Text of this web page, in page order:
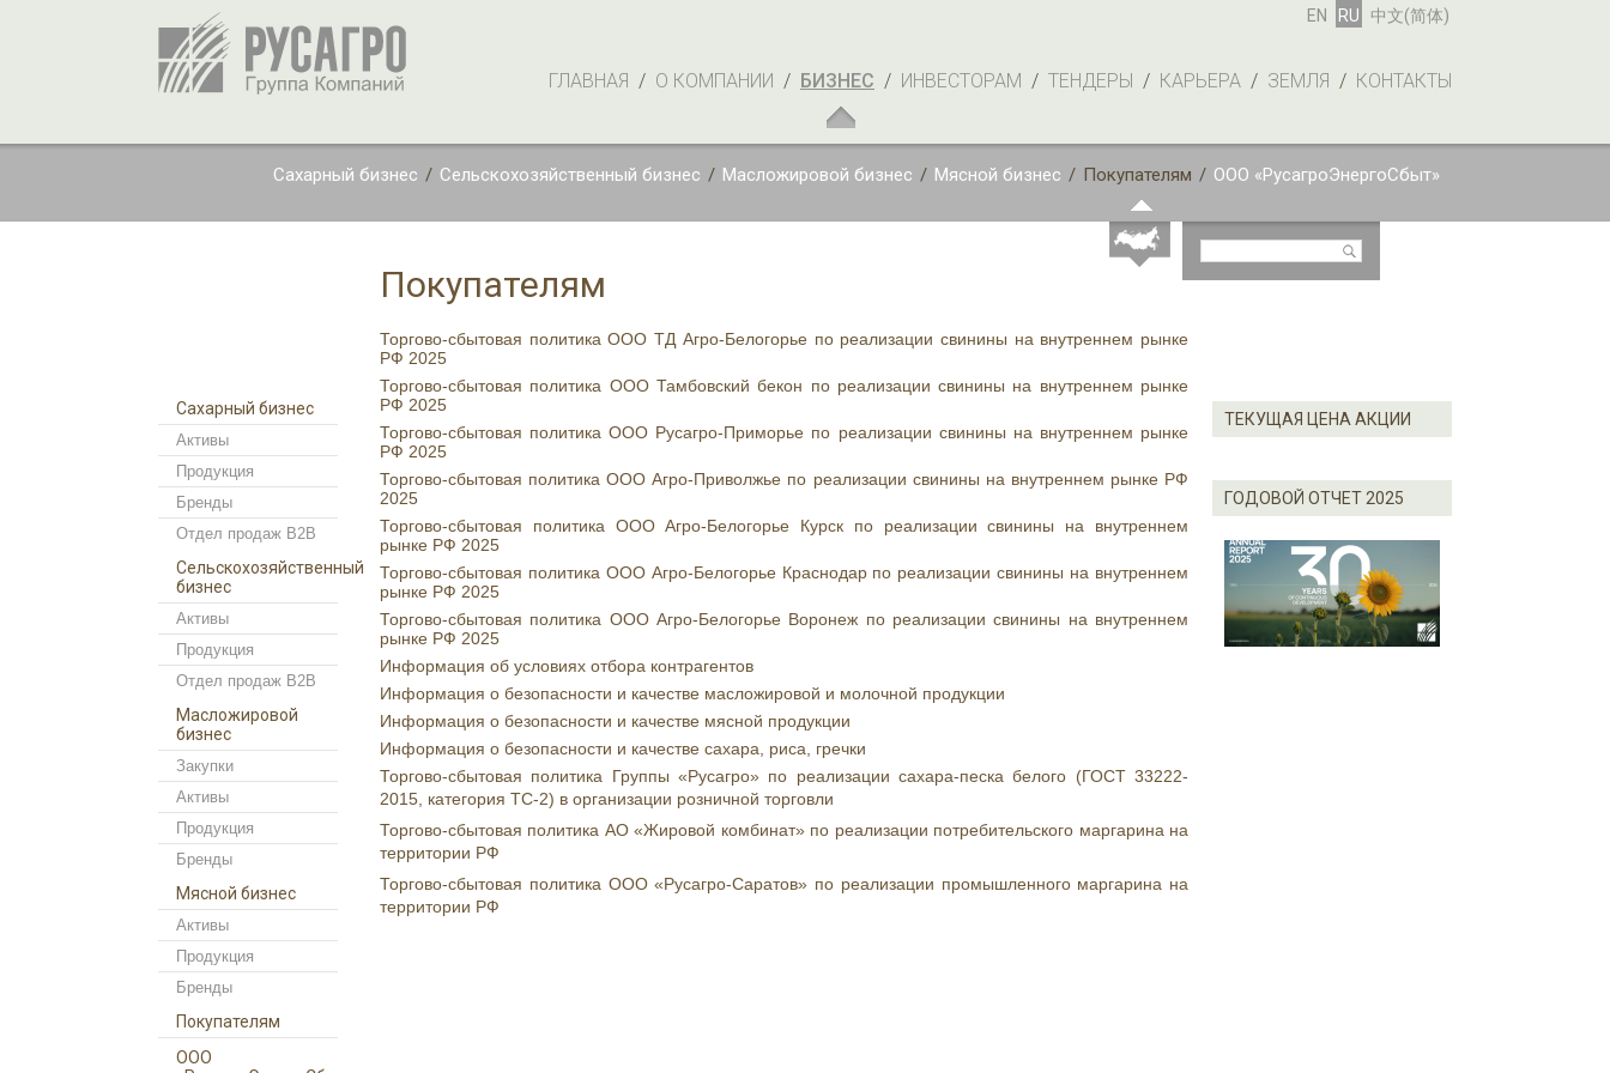
ГЛАВНАЯ / О КОМПАНИИ / БИЗНЕС / ИНВЕСТОРАМ / ТЕНДЕРЫ / КАРЬЕРА / ЗЕМЛЯ / КОНТАКТЫ
EN RU 中文(简体)
Сахарный бизнес / Сельскохозяйственный бизнес / Масложировой бизнес / Мясной бизнес / Покупателям / ООО «РусагроЭнергоСбыт»
Сахарный бизнес
Активы
Продукция
Бренды
Отдел продаж B2B
Сельскохозяйственный
бизнес
Активы
Продукция
Отдел продаж B2B
Масложировой
бизнес
Закупки
Активы
Продукция
Бренды
Мясной бизнес
Активы
Продукция
Бренды
Покупателям
ООО
ТЕКУЩАЯ ЦЕНА АКЦИИ
ГОДОВОЙ ОТЧЕТ 2025
Покупателям
Торгово-сбытовая политика ООО ТД Агро-Белогорье по реализации свинины на внутреннем рынке
РФ 2025
Торгово-сбытовая политика ООО Тамбовский бекон по реализации свинины на внутреннем рынке
РФ 2025
Торгово-сбытовая политика ООО Русагро-Приморье по реализации свинины на внутреннем рынке
РФ 2025
Торгово-сбытовая политика ООО Агро-Приволжье по реализации свинины на внутреннем рынке РФ
2025
Торгово-сбытовая политика ООО Агро-Белогорье Курск по реализации свинины на внутреннем
рынке РФ 2025
Торгово-сбытовая политика ООО Агро-Белогорье Краснодар по реализации свинины на внутреннем
рынке РФ 2025
Торгово-сбытовая политика ООО Агро-Белогорье Воронеж по реализации свинины на внутреннем
рынке РФ 2025
Информация об условиях отбора контрагентов
Информация о безопасности и качестве масложировой и молочной продукции
Информация о безопасности и качестве мясной продукции
Информация о безопасности и качестве сахара, риса, гречки
Торгово-сбытовая политика Группы «Русагро» по реализации сахара-песка белого (ГОСТ 33222-
2015, категория ТС-2) в организации розничной торговли
Торгово-сбытовая политика АО «Жировой комбинат» по реализации потребительского маргарина на
территории РФ
Торгово-сбытовая политика ООО «Русагро-Саратов» по реализации промышленного маргарина на
территории РФ